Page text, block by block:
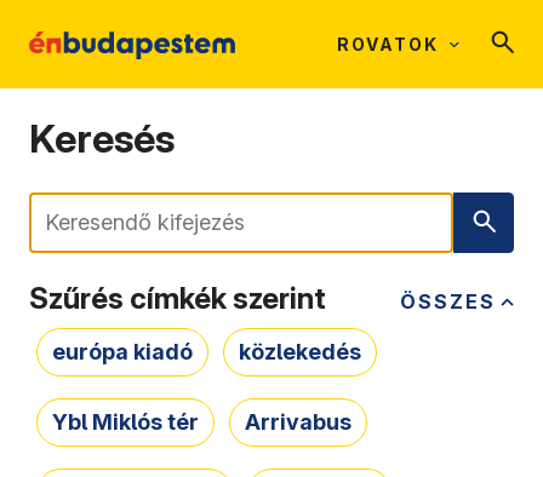
ROVATOK
Keresés
Keresés
ÖSSZES
Szűrés címkék szerint
európa kiadó közlekedés
Ybl Miklós tér Arrivabus